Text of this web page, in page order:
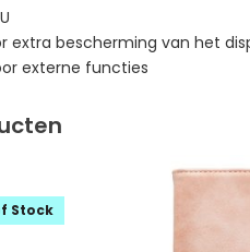
extra bescherming van het
externe functies
Stock